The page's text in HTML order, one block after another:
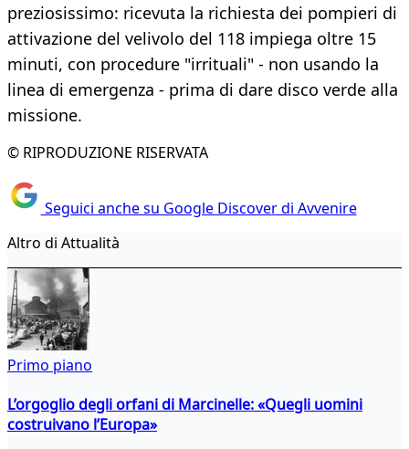
preziosissimo: ricevuta la richiesta dei pompieri di
attivazione del velivolo del 118 impiega oltre 15
minuti, con procedure "irrituali" - non usando la
linea di emergenza - prima di dare disco verde alla
missione.
© RIPRODUZIONE RISERVATA
Seguici anche su Google Discover di Avvenire
Altro di Attualità
Primo piano
L’orgoglio degli orfani di Marcinelle: «Quegli uomini
costruivano l’Europa»